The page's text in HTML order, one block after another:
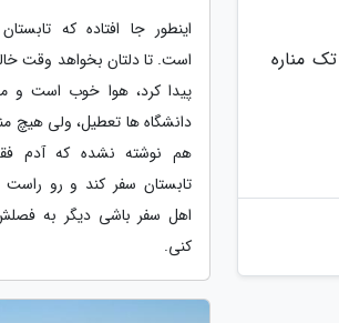
در اوایل سال جاری نیز مساجد تاریخی معصومه ابراهیم آباد به شماره ثبتی 32057 و تک مناره
اینطور جا افتاده که
است. تا دلتان بخواهد وقت
پیدا کرد، هوا خوب است و
دانشگاه ها تعطیل، ولی هیچ
هم نوشته نشده که آدم
تابستان سفر کند و رو راست
اهل سفر باشی دیگر به
کنی.